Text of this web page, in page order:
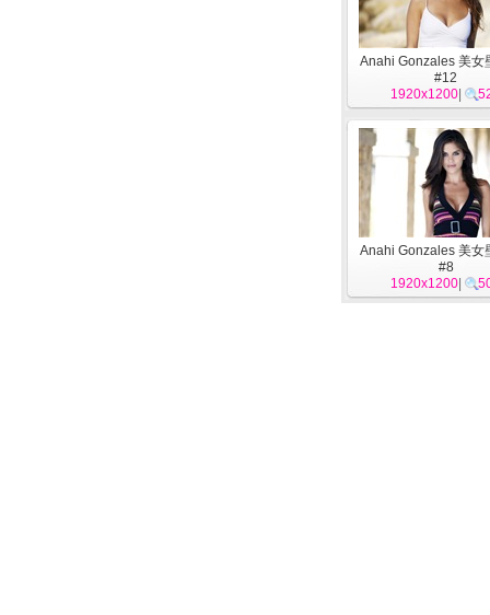
Anahi Gonzales 美女
#12
1920x1200
Anahi Gonzales 美女
#8
1920x1200